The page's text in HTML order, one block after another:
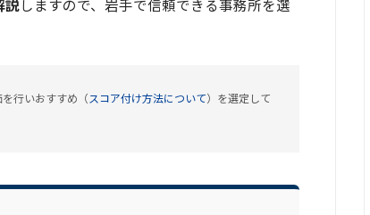
説しますので、岩手で信頼できる事務所を選
行いおすすめ（スコア付け方法について）を選定して